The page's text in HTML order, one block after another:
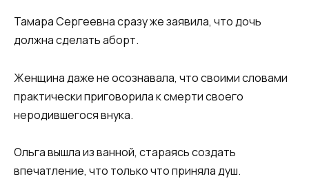
Тамара Сергеевна сразу же заявила, что дочь
должна сделать аборт.
Женщина даже не осознавала, что своими словами
практически приговорила к смерти своего
неродившегося внука.
Ольга вышла из ванной, стараясь создать
впечатление, что только что приняла душ.